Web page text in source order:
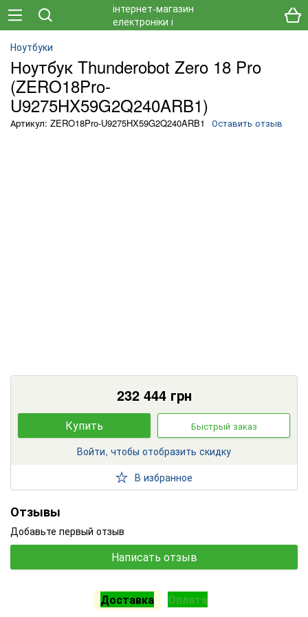
Ноутбуки
Ноутбук Thunderobot Zero 18 Pro
(ZERO18Pro-
U9275HX59G2Q240ARB1)
Артикул: ZERO18Pro-U9275HX59G2Q240ARB1 Оставить отзыв
232 444грн
Купить Быстрый заказ
Войти, чтобы отобразить скидку
В избранное
Отзывы
Добавьте первый отзыв
Написать отзыв
Доставка Оплата